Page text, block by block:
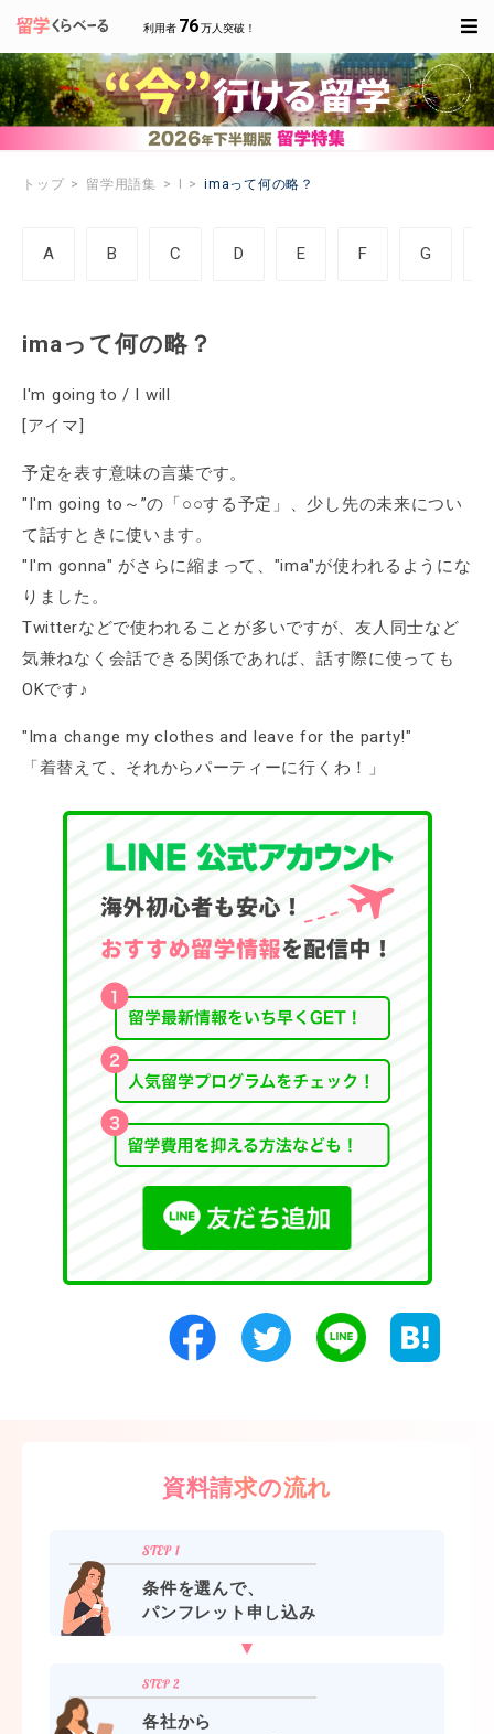
利用者 76万人突破！
トップ 留学用語集 imaって何の略？
A B C D E F G
imaって何の略？
I'm going to / I will
[アイマ]
予定を表す意味の言葉です。
"I'm going to～”の「○○する予定」、少し先の未来につい
て話すときに使います。
"I'm gonna" がさらに縮まって、"ima"が使われるようにな
りました。
Twitterなどで使われることが多いですが、友人同士など
気兼ねなく会話できる関係であれば、話す際に使っても
OKです♪
"Ima change my clothes and leave for the party!"
「着替えて、それからパーティーに行くわ！」
資料請求の流れ
条件を選んで、
パンフレット申し込み
各社から